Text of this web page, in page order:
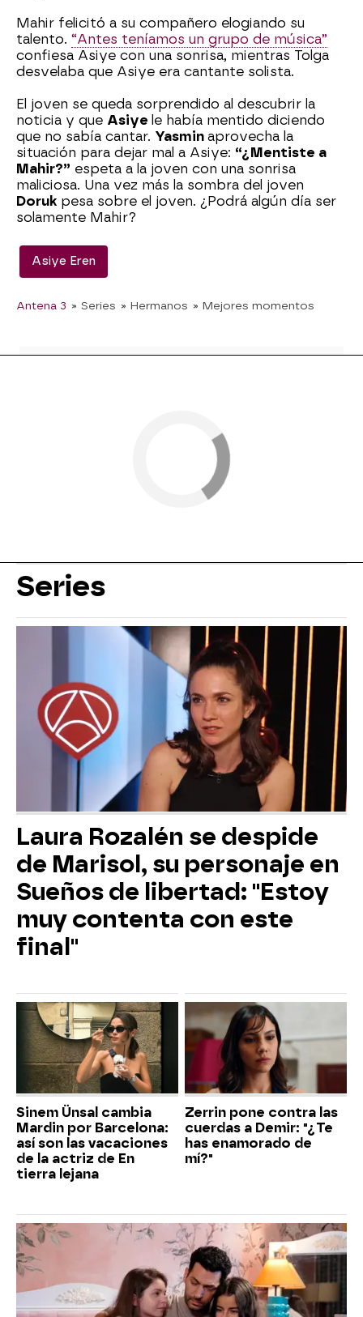
Mahir felicitó a su compañero elogiando su
talento. “Antes teníamos un grupo de música”
confiesa Asiye con una sonrisa, mientras Tolga
desvelaba que Asiye era cantante solista.
El joven se queda sorprendido al descubrir la
noticia y que Asiye le había mentido diciendo
que no sabía cantar. Yasmin aprovecha la
situación para dejar mal a Asiye: “¿Mentiste a
Mahir?” espeta a la joven con una sonrisa
maliciosa. Una vez más la sombra del joven
Doruk pesa sobre el joven. ¿Podrá algún día ser
solamente Mahir?
Asiye Eren
Antena 3 » Series » Hermanos » Mejores momentos
Series
Laura Rozalén se despide
de Marisol, su personaje en
Sueños de libertad: "Estoy
muy contenta con este
final"
Sinem Ünsal cambia
Mardin por Barcelona:
así son las vacaciones
de la actriz de En
tierra lejana
Zerrin pone contra las
cuerdas a Demir: "¿Te
has enamorado de
mí?"